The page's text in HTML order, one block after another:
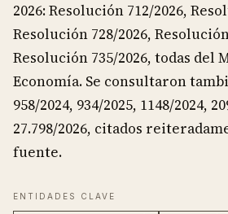
2026: Resolución 712/2026,
Resolución 728/2026,
Resolución 735/2026, todas del
Economía. Se consultaron
958/2024, 934/2025, 1148/2024,
27.798/2026, citados
fuente.
ENTIDADES CLAVE